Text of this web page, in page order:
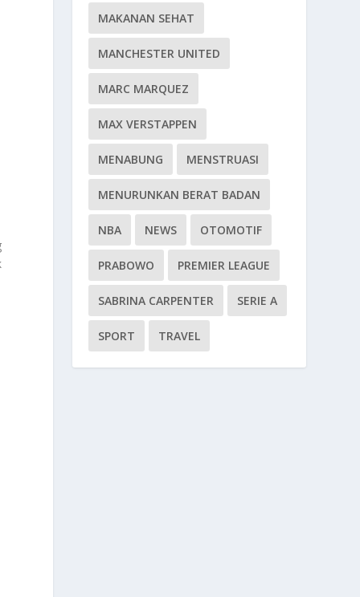
MAKANAN SEHAT
MANCHESTER UNITED
MARC MARQUEZ
MAX VERSTAPPEN
MENABUNG MENSTRUASI
MENURUNKAN BERAT BADAN
NBA NEWS OTOMOTIF
PRABOWO PREMIER LEAGUE
SABRINA CARPENTER SERIE A
SPORT TRAVEL